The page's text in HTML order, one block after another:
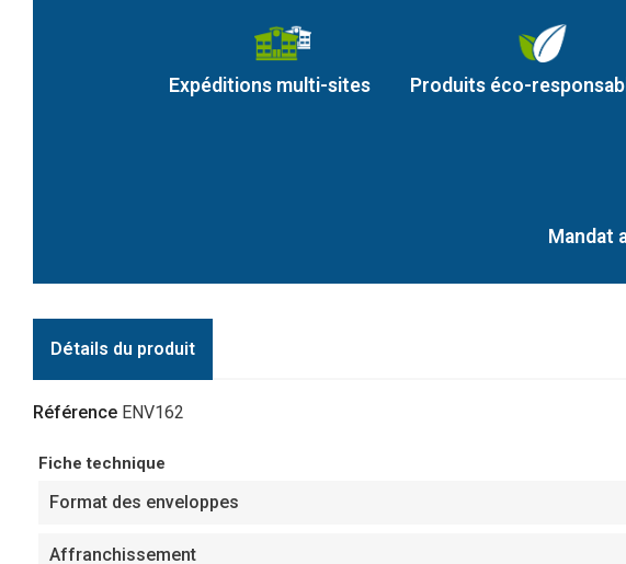
Expéditions multi-sites Produits éco-
Mandat
Détails du produit
Référence ENV162
Fiche technique
Format des enveloppes
Affranchissement